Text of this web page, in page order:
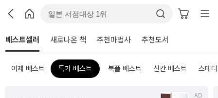
베스트셀러 새로나온 책 추천마법사 추천도서
어제 베스트 특가 베스트 북플 베스트 신간 베스트 스테
AD